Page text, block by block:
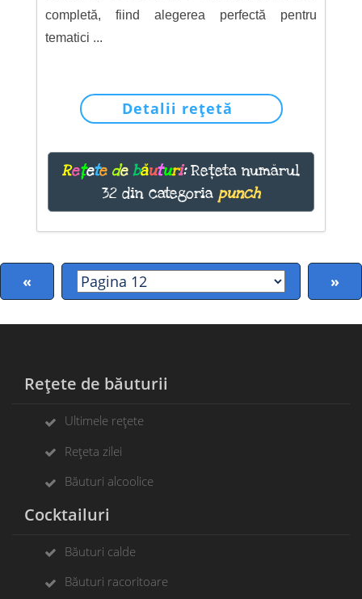
completă, fiind alegerea perfectă pentru
tematici ...
Detalii rețetă
Rețete de băuturi:Rețeta numărul
32 din categoria punch
« »
Rețete de băuturii
Ultimele rețete
Rețeta zilei
Băuturi alcoolice
Cocktailuri
Băuturi calde
Băuturi racoritoare